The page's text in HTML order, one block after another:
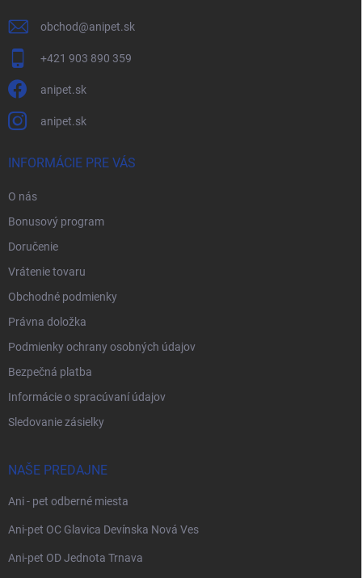
obchod@anipet.sk
+421 903 890 359
anipet.sk
anipet.sk
INFORMÁCIE PRE VÁS
O nás
Bonusový program
Doručenie
Vrátenie tovaru
Obchodné podmienky
Právna doložka
Podmienky ochrany osobných údajov
Bezpečná platba
Informácie o spracúvaní údajov
Sledovanie zásielky
NAŠE PREDAJNE
Ani - pet odberné miesta
Ani-pet OC Glavica Devínska Nová Ves
Ani-pet OD Jednota Trnava